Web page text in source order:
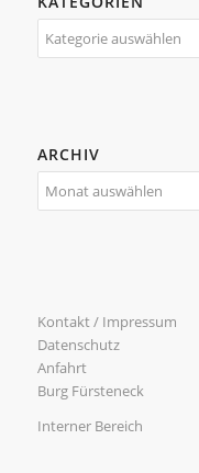
Kategorien
ARCHIV
Kontakt / Impressum
Datenschutz
Anfahrt
Burg Fürsteneck
Interner Bereich